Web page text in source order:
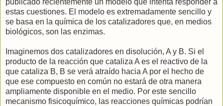
publicado recientemente un modelo que intenta responder a
estas cuestiones. El modelo es extremadamente sencillo y
se basa en la química de los catalizadores que, en medios
biológicos, son las enzimas.
Imaginemos dos catalizadores en disolución, A y B. Si el
producto de la reacción que cataliza A es el reactivo de la
que cataliza B, B se verá atraído hacia A por el hecho de
que ese compuesto en común no estará de otra manera
ampliamente disponible en el medio. Por este sencillo
mecanismo fisicoquímico, las reacciones químicas podrían